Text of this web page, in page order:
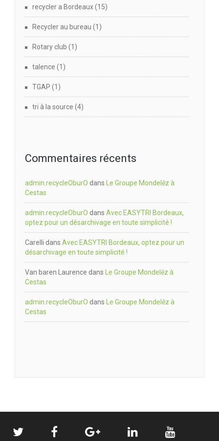
recycler a Bordeaux(15)
Recycler au bureau (1)
Rotary club (1)
talence (1)
TGAP (1)
tri à la source (4)
Commentaires récents
admin.recycleOburO dans Le Groupe Mondelēz à
Cestas
admin.recycleOburO dans Avec EASYTRI Bordeaux,
optez pour un désarchivage en toute simplicité !
Carelli dans Avec EASYTRI Bordeaux, optez pour un
désarchivage en toute simplicité !
Van baren Laurence dans Le Groupe Mondelēz à
Cestas
admin.recycleOburO dans Le Groupe Mondelēz à
Cestas